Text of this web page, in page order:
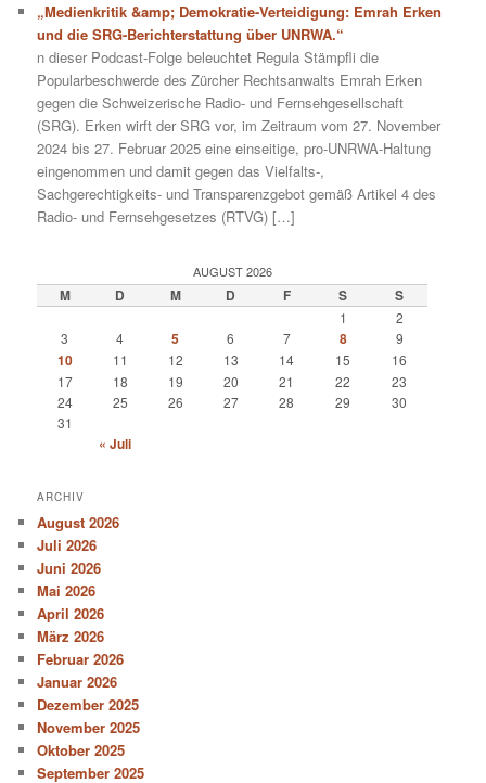
„Medienkritik &amp; Demokratie-Verteidigung: Emrah Erken
und die SRG-Berichterstattung über UNRWA.“
n dieser Podcast-Folge beleuchtet Regula Stämpfli die
Popularbeschwerde des Zürcher Rechtsanwalts Emrah Erken
gegen die Schweizerische Radio- und Fernsehgesellschaft
(SRG). Erken wirft der SRG vor, im Zeitraum vom 27. November
2024 bis 27. Februar 2025 eine einseitige, pro-UNRWA-Haltung
eingenommen und damit gegen das Vielfalts-,
Sachgerechtigkeits- und Transparenzgebot gemäß Artikel 4 des
Radio- und Fernsehgesetzes (RTVG) […]
AUGUST 2026
M D M D F S S
1
2
3
4 5 6 7 8 9
10 11 12 13 14 15
16
17
18 19 20 21 22
23
24
25 26 27 28 29
30
31
« Juli
ARCHIV
August 2026
Juli 2026
Juni 2026
Mai 2026
April 2026
März 2026
Februar 2026
Januar 2026
Dezember 2025
November 2025
Oktober 2025
September 2025